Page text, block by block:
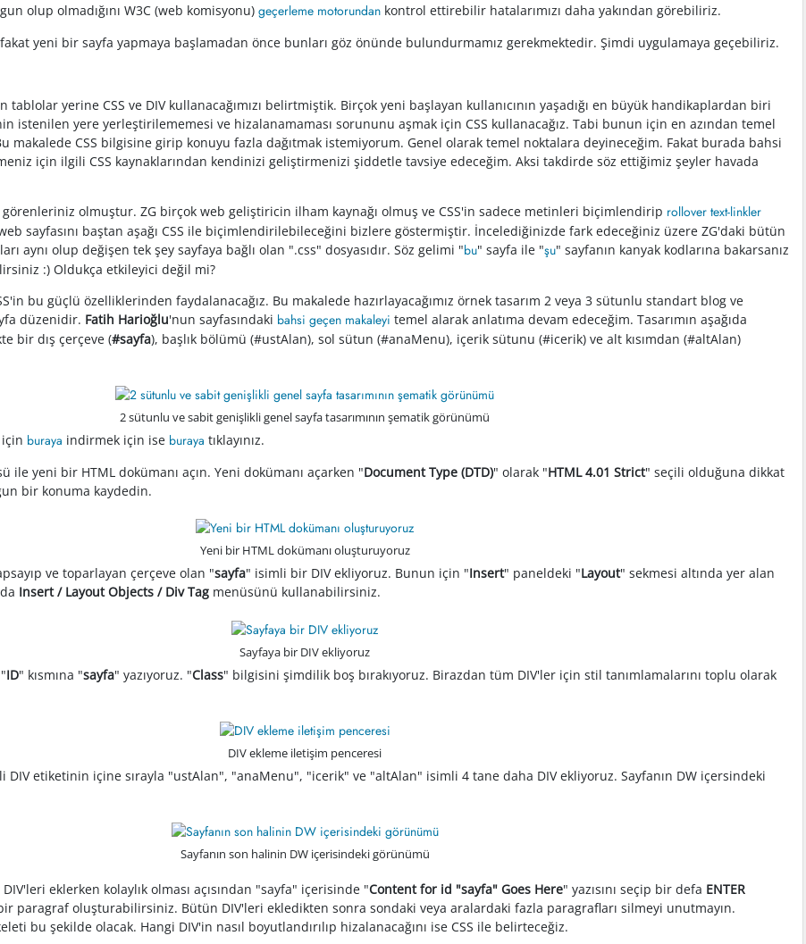
olup olmadığını W3C (web komisyonu)geçerleme motorundan kontrol ettirebilir hatalarımızı daha yakından görebiliriz.
yeni bir sayfa yapmaya başlamadan önce bunları göz önünde bulundurmamız gerekmektedir. Şimdi uygulamaya geçebiliriz.
tablolar yerine CSS ve DIV kullanacağımızı belirtmiştik. Birçok yeni başlayan kullanıcının yaşadığı en büyük handikaplardan biri
istenilen yere yerleştirilememesi ve hizalanamaması sorununu aşmak için CSS kullanacağız. Tabi bunun için en azından temel
makalede CSS bilgisine girip konuyu fazla dağıtmak istemiyorum. Genel olarak temel noktalara deyineceğim. Fakat burada bahsi
için ilgili CSS kaynaklarından kendinizi geliştirmenizi şiddetle tavsiye edeceğim. Aksi takdirde söz ettiğimiz şeyler havada
görenleriniz olmuştur. ZG birçok web geliştiricin ilham kaynağı olmuş ve CSS'in sadece metinleri biçimlendirip rollover text-linkler
sayfasını baştan aşağı CSS ile biçimlendirilebileceğini bizlere göstermiştir. İncelediğinizde fark edeceğiniz üzere ZG'daki bütün
aynı olup değişen tek şey sayfaya bağlı olan ".css" dosyasıdır. Söz gelimi "bu" sayfa ile "şu" sayfanın kanyak kodlarına bakarsanız
:) Oldukça etkileyici değil mi?
bu güçlü özelliklerinden faydalanacağız. Bu makalede hazırlayacağımız örnek tasarım 2 veya 3 sütunlu standart blog ve
düzenidir. Fatih Harioğlu'nun sayfasındaki bahsi geçen makaleyi temel alarak anlatıma devam edeceğim. Tasarımın aşağıda
bir dış çerçeve (#sayfa), başlık bölümü (#ustAlan), sol sütun (#anaMenu), içerik sütunu (#icerik) ve alt kısımdan (#altAlan)
2 sütunlu ve sabit genişlikli genel sayfa tasarımının şematik görünümü
buraya indirmek için ise buraya tıklayınız.
ile yeni bir HTML dokümanı açın. Yeni dokümanı açarken "Document Type (DTD)" olarak "HTML 4.01 Strict" seçili olduğuna dikkat
bir konuma kaydedin.
Yeni bir HTML dokümanı oluşturuyoruz
ve toparlayan çerçeve olan "sayfa" isimli bir DIV ekliyoruz. Bunun için "Insert" paneldeki "Layout" sekmesi altında yer alan
Insert / Layout Objects / Div Tag menüsünü kullanabilirsiniz.
Sayfaya bir DIV ekliyoruz
ID" kısmına "sayfa" yazıyoruz. "Class" bilgisini şimdilik boş bırakıyoruz. Birazdan tüm DIV'ler için stil tanımlamalarını toplu olarak
DIV ekleme iletişim penceresi
etiketinin içine sırayla "ustAlan", "anaMenu", "icerik" ve "altAlan" isimli 4 tane daha DIV ekliyoruz. Sayfanın DW içersindeki
Sayfanın son halinin DW içerisindeki görünümü
eklerken kolaylık olması açısından "sayfa" içerisinde "Content for id "sayfa" Goes Here" yazısını seçip bir defa ENTER
paragraf oluşturabilirsiniz. Bütün DIV'leri ekledikten sonra sondaki veya aralardaki fazla paragrafları silmeyi unutmayın.
bu şekilde olacak. Hangi DIV'in nasıl boyutlandırılıp hizalanacağını ise CSS ile belirteceğiz.